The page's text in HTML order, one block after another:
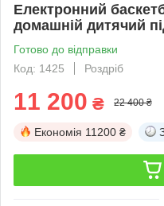
Електронний
домашній дитячий
Готово до відправки
Код: 1425
Роздріб
11 200 ₴ 22 400 ₴
Економія 11200 ₴